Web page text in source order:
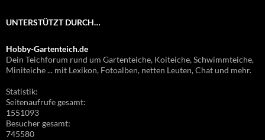
UNTERSTÜTZT DURCH…
Hobby-Gartenteich.de
Dein Teichforum rund um Gartenteiche, Koiteiche, Schwimmteiche,
Miniteiche ... mit Lexikon, Fotoalben, netten Leuten, Chat und mehr.
Statistik:
Seitenaufrufe gesamt:
1551093
Besucher gesamt:
745580